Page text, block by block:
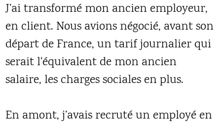
J’ai transformé mon ancien employeur,
en client. Nous avions négocié, avant son
départ de France, un tarif journalier qui
serait l’équivalent de mon ancien
salaire, les charges sociales en plus.
En amont, j’avais recruté un employé en